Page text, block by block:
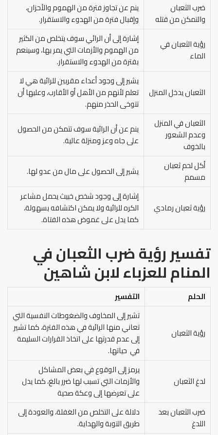
ضرب الثعبان
والتمكن من قتله
ينم عن تجاوز فترة من الهموم والأحزان،
وإقبال فترة من الهدوء والاستقرار.
رؤية الثعبان في
الماء
إشارة إلى أن الرائي سوف يتخلص من الكثير
من الهموم والأزمات التي يمر بها، وسينعم
بفترة من الهدوء والاستقرار.
الثعبان يدخل المنزل
يشير إلى وجود أعداء مقربين للرائية هي لا
تعلم لأنهم من الأهل أو الأقارب، وعليها أن
تتوخى الحذر منهم.
الثعبان في المنزل
وعدم الشعور
بالخوف
ينم عن أن الرائية سوف تتمكن من الحصول
على جاه وعز ومنزلة عالية.
أكل لحم ثعبان
مسمم
يشير إلى الحصول على مال من عدو لها.
رؤية ثعبان رمادي
إشارة إلى وجود شخص خبيث يحمل مشاعر
الكره للرائية ولا يمكن اكتشافه بسهولة،
كما يدل على غموض هذه الفتاة.
تفسير رؤية ضرب الثعبان في
المنام للعزباء لابن شاهين
الحلم التفسير
رؤية الثعبان
تشير إلى المخاوف والضغوطات النفسية التي
تعاني منها الرائية في هذه الفترة، كما تشير
إلى عدم قدرتها على اتخاذ القرارات السليمة
في حياتها.
لدغ الثعبان
يرمز إلى الوقوع في بعض المشاكل
والأزمات التي تسبب لها ضرر بالغ، كما يدل
على تعرضها إلى وعكة صحية
ضرب الثعبان بعد
اللدغ
دلالة على التخلص من الغفلة، والعودة إلى
طريق التوبة والهداية.